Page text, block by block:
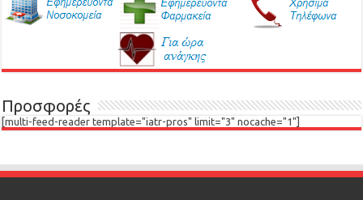
Προσφορές
[multi-feed-reader template="iatr-pros" limit="3" nocache="1"]